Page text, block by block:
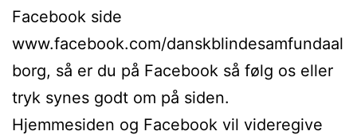
Facebook side
www.facebook.com/danskblindesamfundaal
borg, så er du på Facebook så følg os eller
tryk synes godt om på siden.
Hjemmesiden og Facebook vil videregive